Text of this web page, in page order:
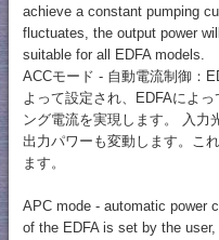
achieve a constant pumping
fluctuates, the output power
suitable for all EDFA models.
ACCモード - 自動電流制御：
よって設定され、EDFAによ
ング電流を実現します。 入力
出力パワーも変動します。こ
ます。
APC mode - automatic power
of the EDFA is set by the